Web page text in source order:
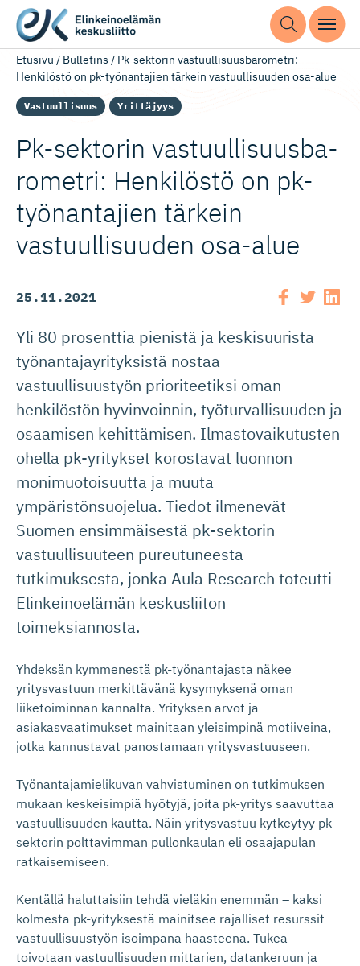
Etusivu / Bulletins / Pk-sektorin vastuullisuusbarometri:
Henkilöstö on pk-työnantajien tärkein vastuullisuuden osa-alue
Vastuullisuus Yrittäjyys
Pk-sektorin vastuulli­suus­ba­
ro­metri: Henkilöstö on pk-
työnan­tajien tärkein
vastuulli­suuden osa-alue
25.11.2021
Yli 80 prosenttia pienistä ja keskisuurista
työnantajayrityksistä nostaa
vastuullisuustyön prioriteetiksi oman
henkilöstön hyvinvoinnin, työturvallisuuden ja
osaamisen kehittämisen. Ilmastovaikutusten
ohella pk-yritykset korostavat luonnon
monimuotoisuutta ja muuta
ympäristönsuojelua. Tiedot ilmenevät
Suomen ensimmäisestä pk-sektorin
vastuullisuuteen pureutuneesta
tutkimuksesta, jonka Aula Research toteutti
Elinkeinoelämän keskusliiton
toimeksiannosta.
Yhdeksän kymmenestä pk-työnantajasta näkee
yritysvastuun merkittävänä kysymyksenä oman
liiketoiminnan kannalta. Yrityksen arvot ja
asiakasvaatimukset mainitaan yleisimpinä motiiveina,
jotka kannustavat panostamaan yritysvastuuseen.
Työnantajamielikuvan vahvistuminen on tutkimuksen
mukaan keskeisimpiä hyötyjä, joita pk-yritys saavuttaa
vastuullisuuden kautta. Näin yritysvastuu kytkeytyy pk-
sektorin polttavimman pullonkaulan eli osaajapulan
ratkaisemiseen.
Kentällä haluttaisiin tehdä vieläkin enemmän – kaksi
kolmesta pk-yrityksestä mainitsee rajalliset resurssit
vastuullisuustyön isoimpana haasteena. Tukea
toivotaan vastuullisuuden mittarien, datankeruun ja